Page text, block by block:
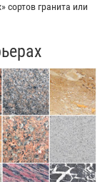
гранита или